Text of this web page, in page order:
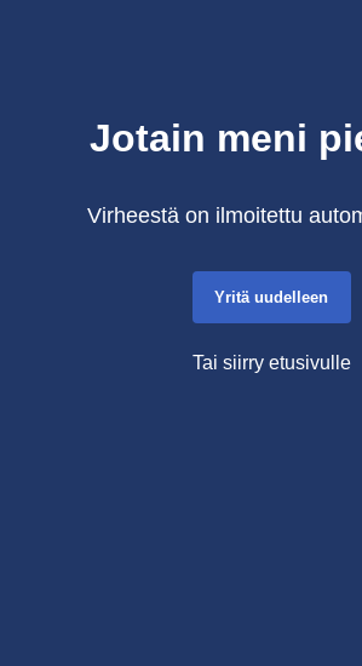
Jotain meni
Virheestä on ilmoitettu
Yritä uudelleen
Tai siirry etusivulle